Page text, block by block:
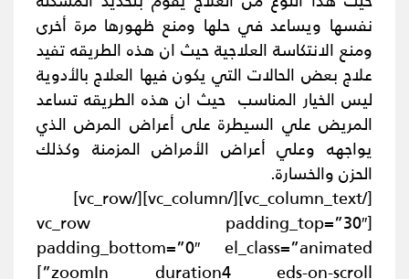
نفسها ويساعد في حلها ومنع ظهورها مرة أخرى
ومنع الانتكاسة العلاجية حيث ان هذه الطريقه تفيد
علاج بعض الحالات التي يكون فيها العلاج بالأدوية
ليس الخيار المناسب حيث ان هذه الطريقه تساعد
المريض علي السيطرة على أعراض المرض الذي
يواجهه وعلي أعراض الأمراض المزمنة وكذلك
الحزن والخسارة.
[/vc_column_text][/vc_column][/vc_row]
[vc_row padding_top=”30″
padding_bottom=”0″ el_class=”animated
zoomIn duration4 eds-on-scroll”]